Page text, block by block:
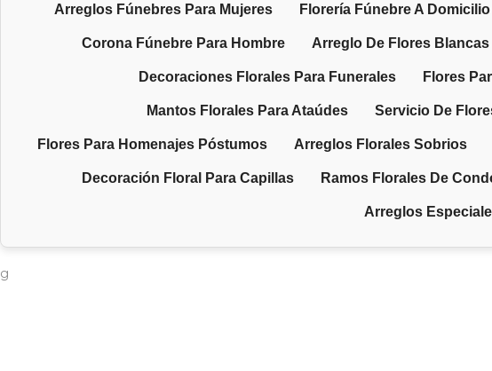
Arreglos Fúnebres Para Mujeres Florería Fúnebre A Domicilio
Corona Fúnebre Para Hombre Arreglo De Flores
Decoraciones Florales Para Funerales Flores
Mantos Florales Para Ataúdes Servicio De
Flores Para Homenajes Póstumos Arreglos Florales Sobrios
Decoración Floral Para Capillas Ramos Florales De
Arreglos
​g